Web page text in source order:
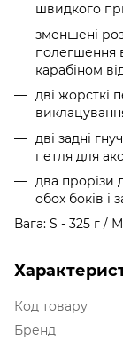
швидкого
зменшені
полегшення
карабіном
дві жорсткі
дві задні
петля для
два прорізи
обох боків і
Вага: S - 325 г /
Код товару
Бренд